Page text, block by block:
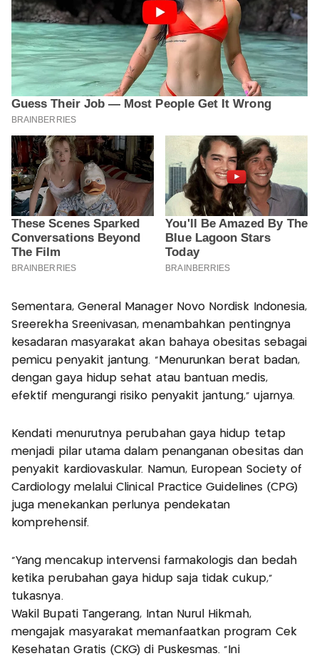
Sementara, General Manager Novo Nordisk Indonesia,
Sreerekha Sreenivasan, menambahkan pentingnya
kesadaran masyarakat akan bahaya obesitas sebagai
pemicu penyakit jantung. "Menurunkan berat badan,
dengan gaya hidup sehat atau bantuan medis,
efektif mengurangi risiko penyakit jantung," ujarnya.
Kendati menurutnya perubahan gaya hidup tetap
menjadi pilar utama dalam penanganan obesitas dan
penyakit kardiovaskular. Namun, European Society of
Cardiology melalui Clinical Practice Guidelines (CPG)
juga menekankan perlunya pendekatan
komprehensif.
"Yang mencakup intervensi farmakologis dan bedah
ketika perubahan gaya hidup saja tidak cukup,"
tukasnya.
Wakil Bupati Tangerang, Intan Nurul Hikmah,
mengajak masyarakat memanfaatkan program Cek
Kesehatan Gratis (CKG) di Puskesmas. "Ini